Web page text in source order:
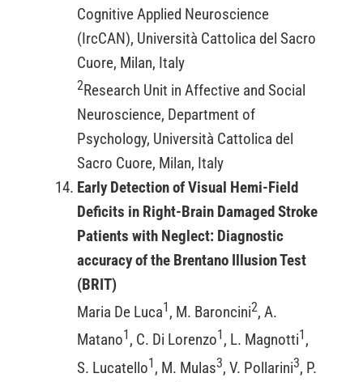
Cognitive Applied Neuroscience
(IrcCAN), Università Cattolica del Sacro
Cuore, Milan, Italy
2Research Unit in Affective and Social
Neuroscience, Department of
Psychology, Università Cattolica del
Sacro Cuore, Milan, Italy
Early Detection of Visual Hemi-Field
Deficits in Right-Brain Damaged Stroke
Patients with Neglect: Diagnostic
accuracy of the Brentano Illusion Test
(BRIT)
Maria De Luca1 , M. Baroncini2, A.
Matano1 , C. Di Lorenzo1 , L. Magnotti1 ,
S. Lucatello1 , M. Mulas3, V. Pollarini3, P.